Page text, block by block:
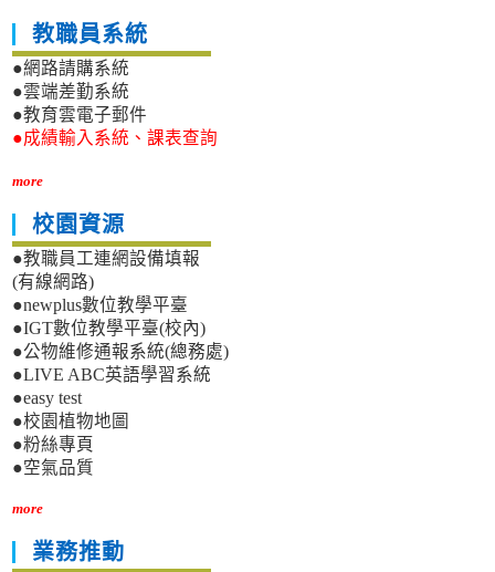
教職員系統
●網路請購系統
●雲端差勤系統
●教育雲電子郵件
●成績輸入系統、課表查詢
more
校園資源
●教職員工連網設備填報
(有線網路)
●newplus數位教學平臺
●IGT數位教學平臺(校內)
●公物維修通報系統(總務處)
●LIVE ABC英語學習系統
●easy test
●校園植物地圖
●粉絲專頁
●空氣品質
more
業務推動